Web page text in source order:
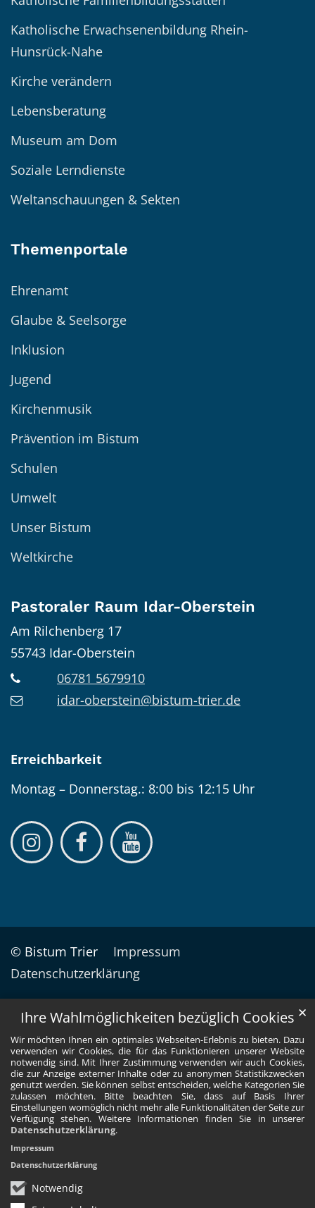
Ihre Wahlmöglichkeiten bezüglich Cookies
Wir möchten Ihnen ein optimales Webseiten-Erlebnis zu bieten. Dazu
verwenden wir Cookies, die für das Funktionieren unserer Website
notwendig sind. Mit Ihrer Zustimmung verwenden wir auch Cookies,
die zur Anzeige externer Inhalte oder zu anonymen Statistikzwecken
genutzt werden. Sie können selbst entscheiden, welche Kategorien Sie
zulassen möchten. Bitte beachten Sie, dass auf Basis Ihrer
Einstellungen womöglich nicht mehr alle Funktionalitäten der Seite zur
Verfügung stehen. Weitere Informationen finden Sie in unserer
Datenschutzerklärung.
Notwendig
✕
Impressum
Datenschutzerklärung
Katholische Erwachsenenbildung Rhein-
Hunsrück-Nahe
Kirche verändern
Lebensberatung
Museum am Dom
Soziale Lerndienste
Weltanschauungen & Sekten
Themenportale
Ehrenamt
Glaube & Seelsorge
Inklusion
Jugend
Kirchenmusik
Prävention im Bistum
Schulen
Umwelt
Unser Bistum
Weltkirche
Pastoraler Raum Idar-Oberstein
Am Rilchenberg 17
55743 Idar-Oberstein
06781 5679910
idar-oberstein@bistum-trier.de
Erreichbarkeit
Montag – Donnerstag.: 8:00 bis 12:15 Uhr
© Bistum Trier
Impressum
Datenschutzerklärung